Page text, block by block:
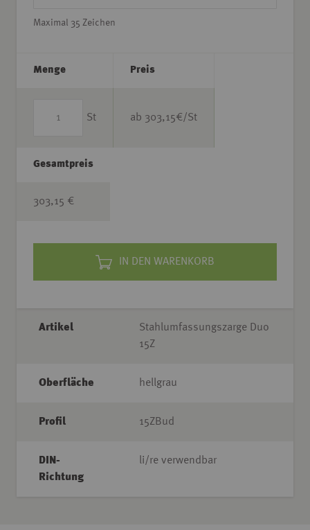
Maximal 35 Zeichen
Menge
St
Preis
ab 303,15€/St
Gesamtpreis
303,15 €
IN DEN WARENKORB
Artikel
Stahlumfassungszarge Duo
15Z
Oberfläche hellgrau
Profil 15ZBud
DIN-
Richtung
li/re verwendbar